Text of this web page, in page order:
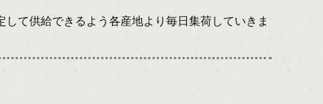
て供給できるよう各産地より毎日集荷していきま